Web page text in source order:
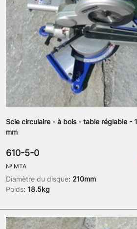
Scie circulaire - à bois - table réglable -
mm
Diamètre du disque: 210mm
Poids: 18.5kg
610-5-0
№ MTA